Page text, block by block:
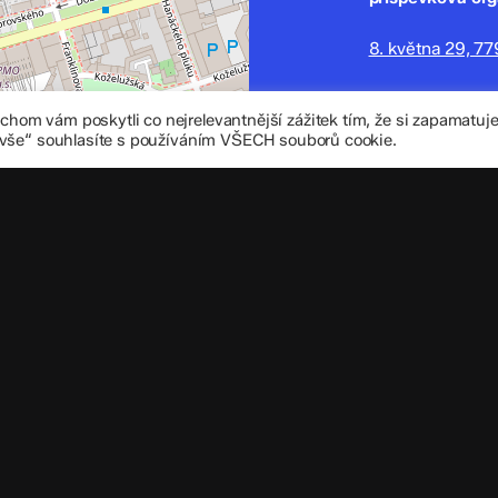
8. května 29,
+420 585 208
vám poskytli co nejrelevantnější zážitek tím, že si
souhlasíte s používáním VŠECH souborů cookie.